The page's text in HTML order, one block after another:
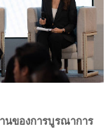
ของการบูรณาการ